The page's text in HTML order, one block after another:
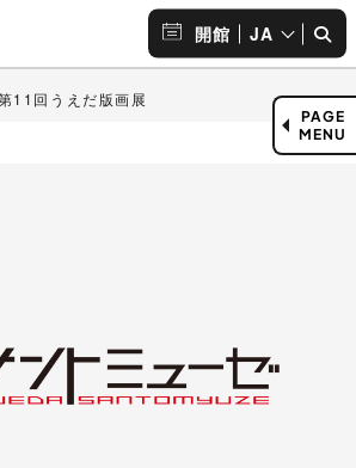
開館 JA
11回うえだ版画展
PAGE
MENU